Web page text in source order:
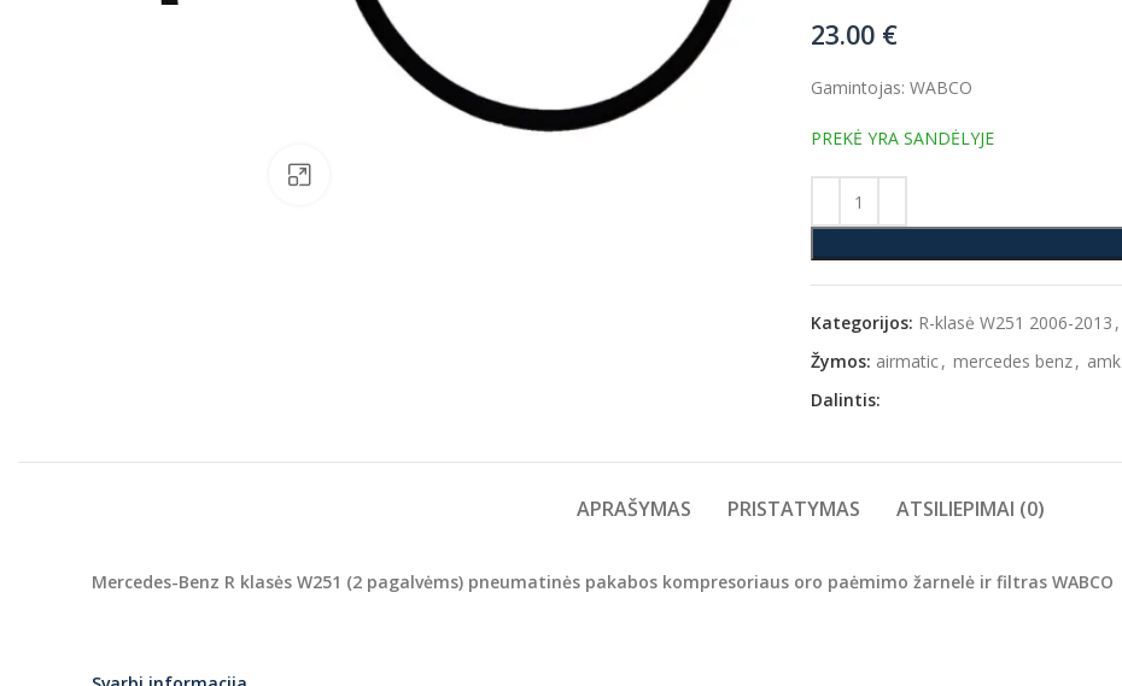
23.00 €
Gamintojas: WABCO
PREKĖ YRA SANDĖLYJE
Kategorijos: R-klasė W251 2006-2013 ,
Žymos: airmatic, mercedes benz, amk
Dalintis:
APRAŠYMAS PRISTATYMAS ATSILIEPIMAI (0)
Mercedes-Benz R klasės W251 (2 pagalvėms) pneumatinės pakabos kompresoriaus oro paėmimo žarnelė ir filtras WABCO